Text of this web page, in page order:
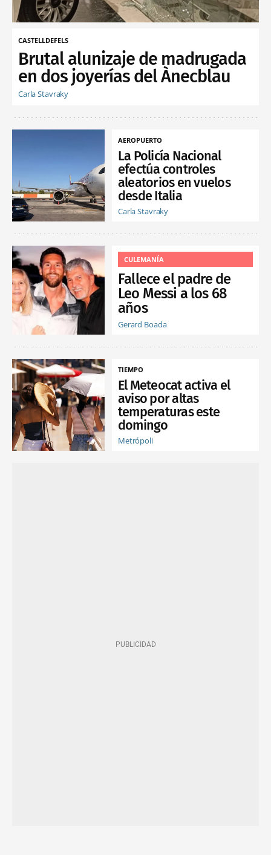
CASTELLDEFELS
Brutal alunizaje de madrugada
en dos joyerías del Ànecblau
Carla Stavraky
AEROPUERTO
La Policía Nacional
efectúa controles
aleatorios en vuelos
desde Italia
Carla Stavraky
CULEMANÍA
Fallece el padre de
Leo Messi a los 68
años
Gerard Boada
TIEMPO
El Meteocat activa el
aviso por altas
temperaturas este
domingo
Metrópoli